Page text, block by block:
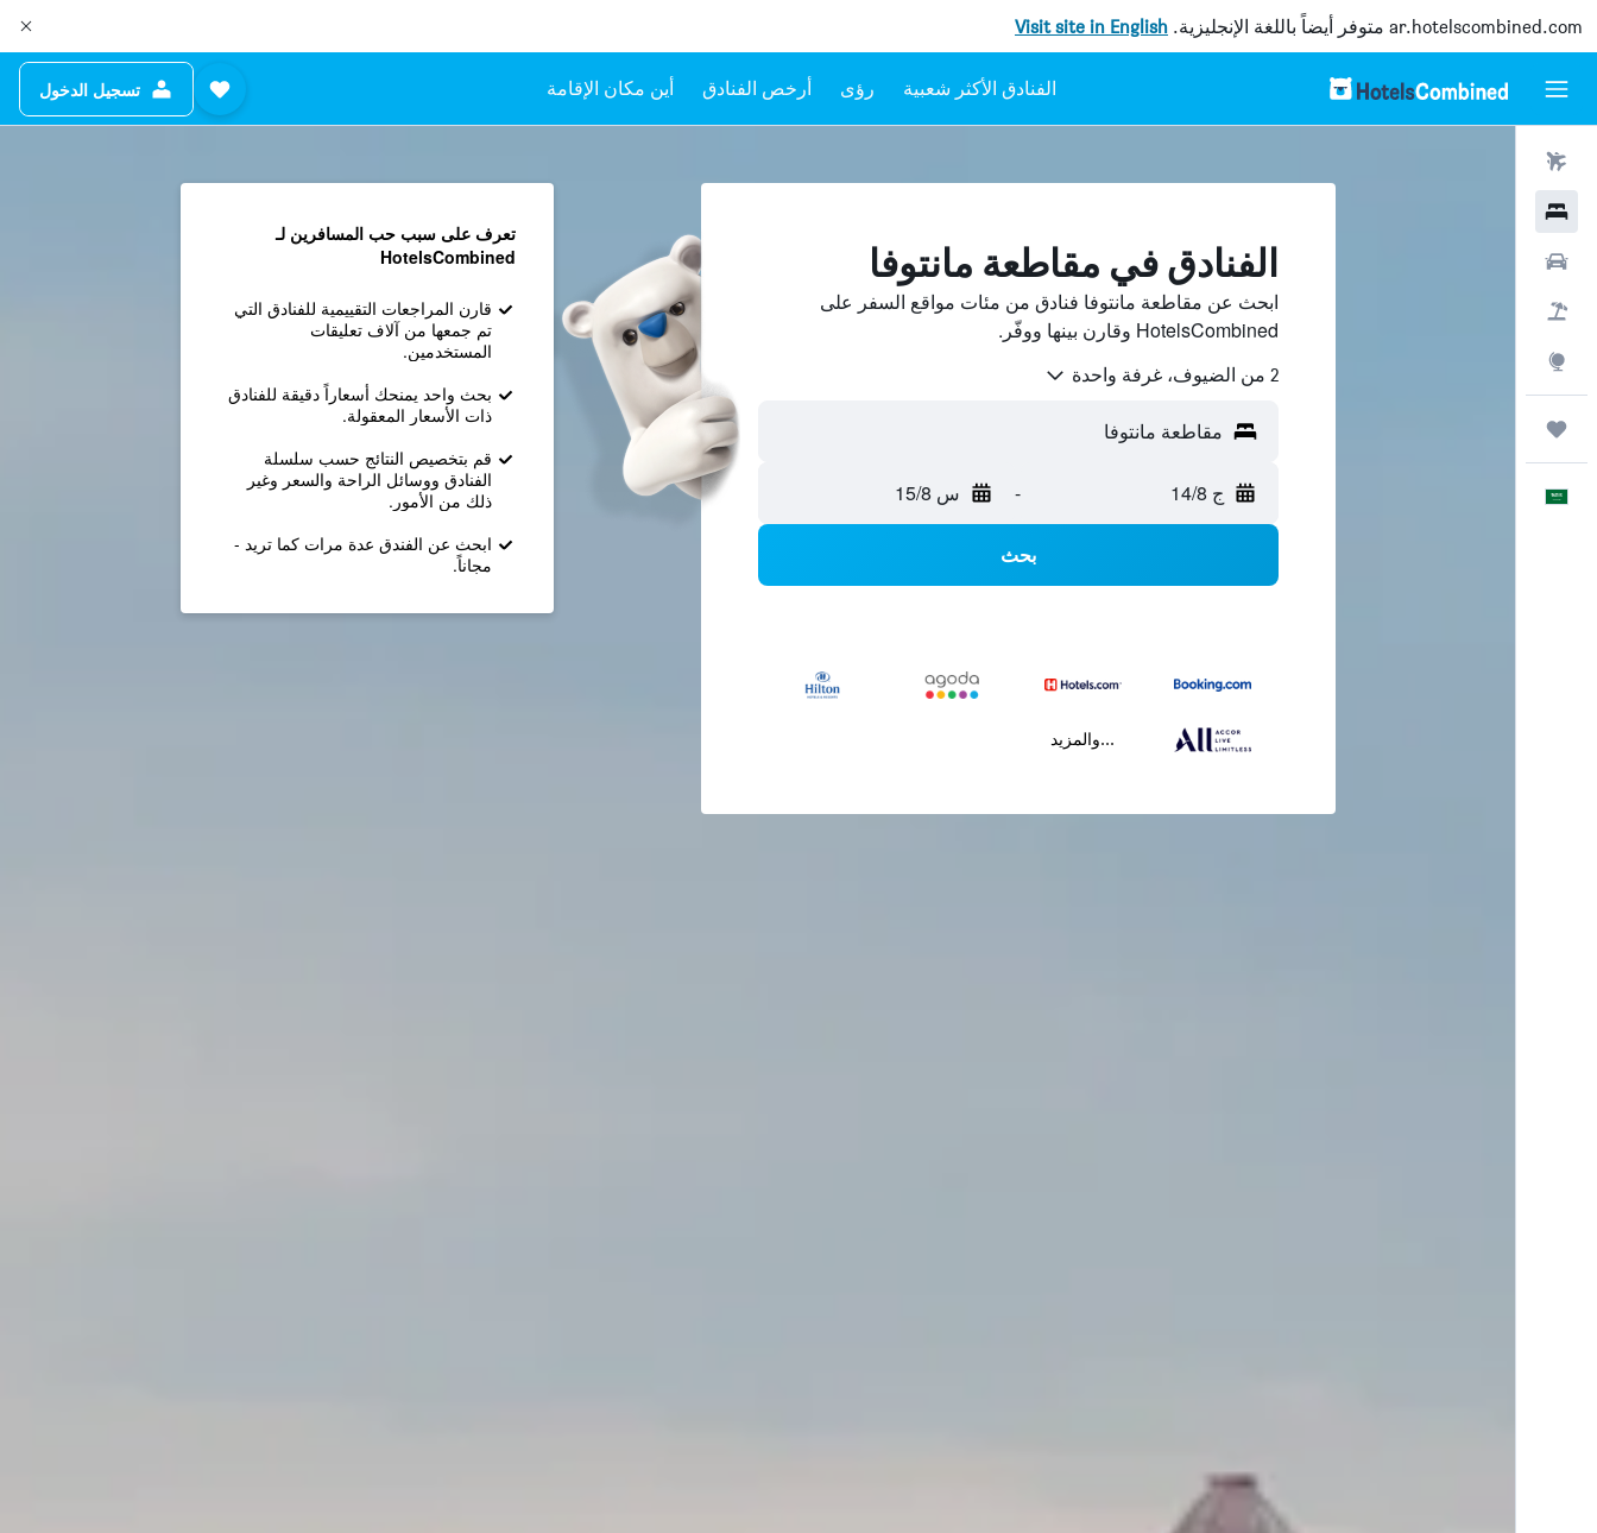
ar.hotelscombined.com متوفر أيضاً باللغة الإنجليزية. Visit site in English
رؤى أرخص الفنادق أين مكان الإقامة تسجيل الدخول
الفنادق في مقاطعة مانتوفا
ابحث عن مقاطعة مانتوفا فنادق من مئات مواقع السفر على
HotelsCombined وقارن بينها ووفّر.
2 من الضيوف، غرفة واحدة
مقاطعة مانتوفا
ج 14/8 - س 15/8
بحث
...والمزيد
تعرف على سبب حب المسافرين لـ
HotelsCombined
قارن المراجعات التقييمية للفنادق التي
تم جمعها من آلاف تعليقات
المستخدمين.
بحث واحد يمنحك أسعاراً دقيقة للفنادق
ذات الأسعار المعقولة.
قم بتخصيص النتائج حسب سلسلة
الفنادق ووسائل الراحة والسعر وغير
ذلك من الأمور.
ابحث عن الفندق عدة مرات كما تريد -
مجاناً.